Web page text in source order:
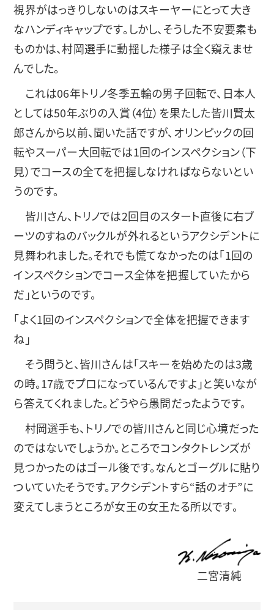
視界がはっきりしないのはスキーヤーにとって大き
なハンディキャップです。しかし、そうした不安要素も
ものかは、村岡選手に動揺した様子は全く窺えませ
んでした。
これは06年トリノ冬季五輪の男子回転で、日本人
としては50年ぶりの入賞（4位）を果たした皆川賢太
郎さんから以前、聞いた話ですが、オリンピックの回
転やスーパー大回転では1回のインスペクション（下
見）でコースの全てを把握しなければならないとい
うのです。
皆川さん、トリノでは2回目のスタート直後に右ブ
ーツのすねのバックルが外れるというアクシデントに
見舞われました。それでも慌てなかったのは「1回の
インスペクションでコース全体を把握していたから
だ」というのです。
「よく1回のインスペクションで全体を把握できます
ね」
そう問うと、皆川さんは「スキーを始めたのは3歳
の時。17歳でプロになっているんですよ」と笑いなが
ら答えてくれました。どうやら愚問だったようです。
村岡選手も、トリノでの皆川さんと同じ心境だった
のではないでしょうか。ところでコンタクトレンズが
見つかったのはゴール後です。なんとゴーグルに貼り
ついていたそうです。アクシデントすら“話のオチ”に
変えてしまうところが女王の女王たる所以です。
二宮清純